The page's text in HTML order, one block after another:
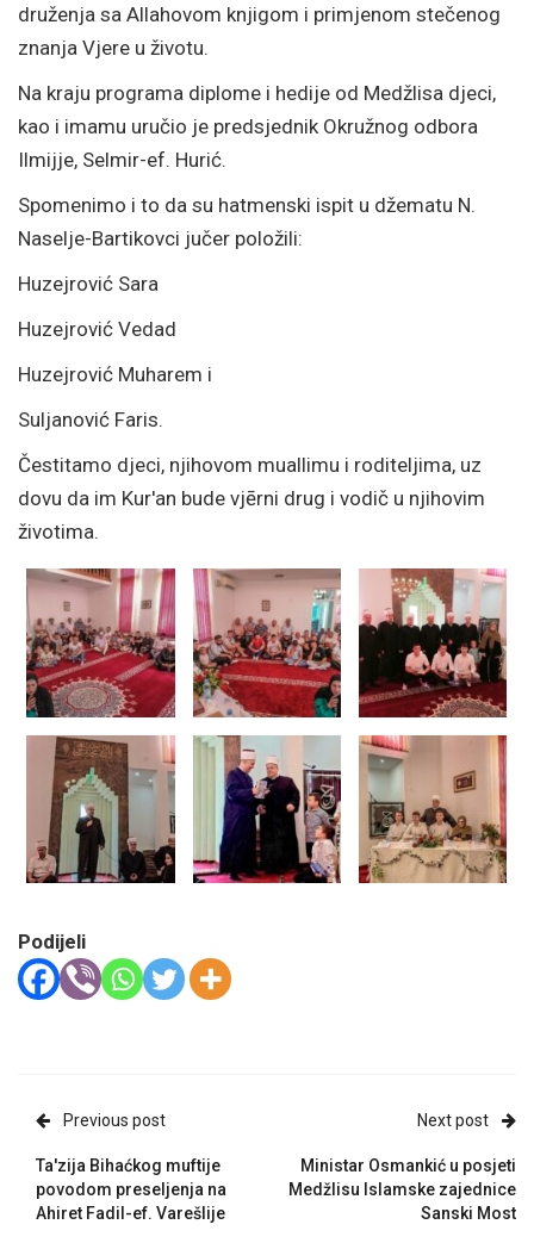
druženja sa Allahovom knjigom i primjenom stečenog
znanja Vjere u životu.
Na kraju programa diplome i hedije od Medžlisa djeci,
kao i imamu uručio je predsjednik Okružnog odbora
Ilmijje, Selmir-ef. Hurić.
Spomenimo i to da su hatmenski ispit u džematu N.
Naselje-Bartikovci jučer položili:
Huzejrović Sara
Huzejrović Vedad
Huzejrović Muharem i
Suljanović Faris.
Čestitamo djeci, njihovom muallimu i roditeljima, uz
dovu da im Kur'an bude vjērni drug i vodič u njihovim
životima.
Podijeli
Previous post
Ta'zija Bihaćkog muftije
povodom preseljenja na
Ahiret Fadil-ef. Varešlije
Next post
Ministar Osmankić u posjeti
Medžlisu Islamske zajednice
Sanski Most